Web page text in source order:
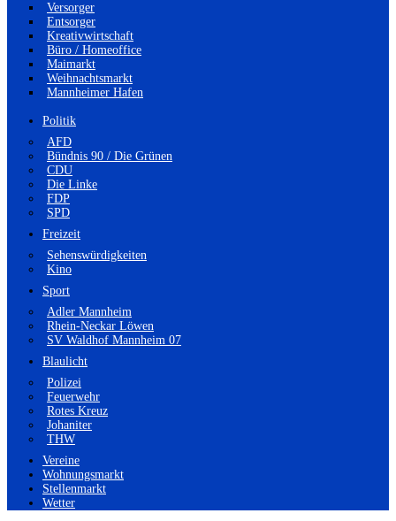
Versorger
Entsorger
Kreativwirtschaft
Büro / Homeoffice
Maimarkt
Weihnachtsmarkt
Mannheimer Hafen
Politik
AFD
Bündnis 90 / Die Grünen
CDU
Die Linke
FDP
SPD
Freizeit
Sehenswürdigkeiten
Kino
Sport
Adler Mannheim
Rhein-Neckar Löwen
SV Waldhof Mannheim 07
Blaulicht
Polizei
Feuerwehr
Rotes Kreuz
Johaniter
THW
Vereine
Wohnungsmarkt
Stellenmarkt
Wetter